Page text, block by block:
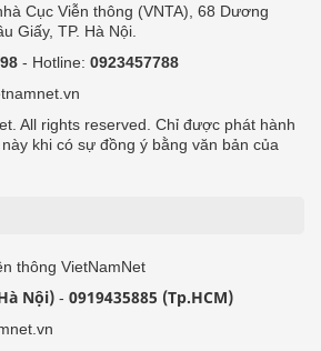
Cục Viễn thông (VNTA), 68 Dương
Giấy, TP. Hà Nội.
- Hotline: 0923457788
All rights reserved. Chỉ được phát hành
khi có sự đồng ý bằng văn bản của
thông VietNamNet
Nội) - 0919435885 (Tp.HCM)